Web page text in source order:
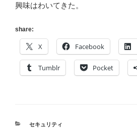
興味はわいてきた。
share:
X Facebook
Tumblr Pocket
カ
セキュリティ